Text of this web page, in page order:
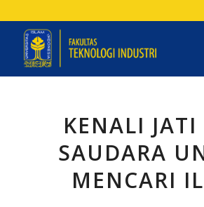
KENALI JATI
SAUDARA
MENCARI